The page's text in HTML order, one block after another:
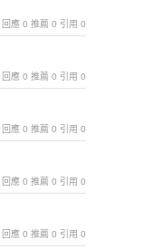
應 0 推薦 0 引用 0
應 0 推薦 0 引用 0
應 0 推薦 0 引用 0
應 0 推薦 0 引用 0
應 0 推薦 0 引用 0